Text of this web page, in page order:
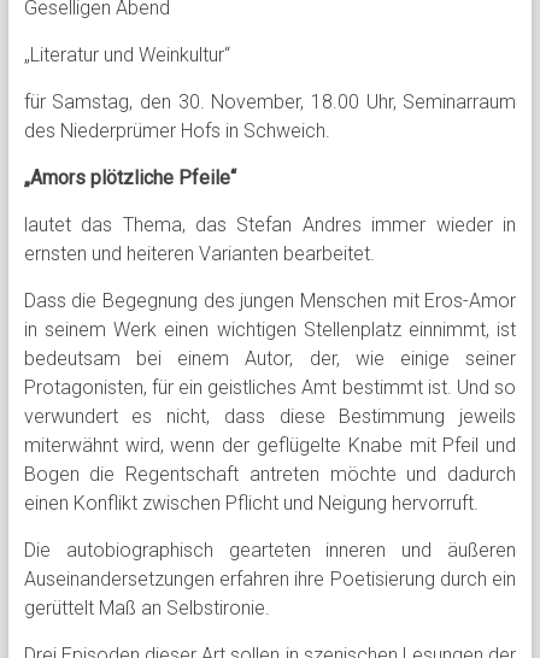
Geselligen Abend
„Literatur und Weinkultur“
für Samstag, den 30. November, 18.00 Uhr, Seminarraum
des Niederprümer Hofs in Schweich.
„Amors plötzliche Pfeile“
lautet das Thema, das Stefan Andres immer wieder in
ernsten und heiteren Varianten bearbeitet.
Dass die Begegnung des jungen Menschen mit Eros-Amor
in seinem Werk einen wichtigen Stellenplatz einnimmt, ist
bedeutsam bei einem Autor, der, wie einige seiner
Protagonisten, für ein geistliches Amt bestimmt ist. Und so
verwundert es nicht, dass diese Bestimmung jeweils
miterwähnt wird, wenn der geflügelte Knabe mit Pfeil und
Bogen die Regentschaft antreten möchte und dadurch
einen Konflikt zwischen Pflicht und Neigung hervorruft.
Die autobiographisch gearteten inneren und äußeren
Auseinandersetzungen erfahren ihre Poetisierung durch ein
gerüttelt Maß an Selbstironie.